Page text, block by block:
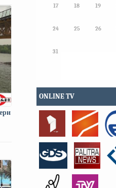
17 18 19
24 25 26
31
ONLINE TV